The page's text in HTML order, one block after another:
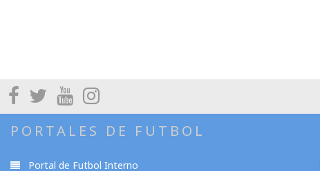
PORTALES DE FUTBOL
Portal de Futbol Interno